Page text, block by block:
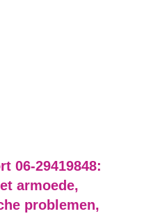
06-29419848:
armoede,
problemen,